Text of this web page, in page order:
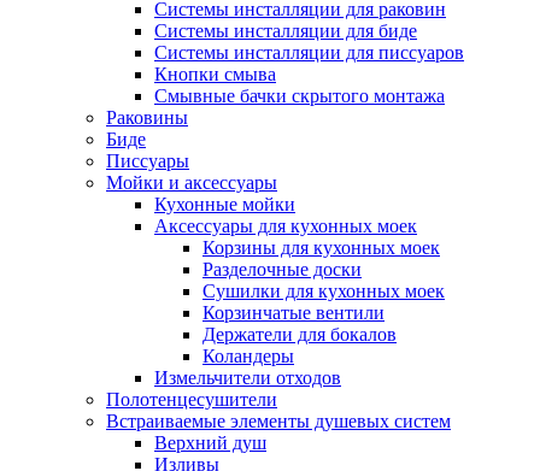
Системы инсталляции для раковин
Системы инсталляции для биде
Системы инсталляции для писсуаров
Кнопки смыва
Смывные бачки скрытого монтажа
Раковины
Биде
Писсуары
Мойки и аксессуары
Кухонные мойки
Аксессуары для кухонных моек
Корзины для кухонных моек
Разделочные доски
Сушилки для кухонных моек
Корзинчатые вентили
Держатели для бокалов
Коландеры
Измельчители отходов
Полотенцесушители
Встраиваемые элементы душевых систем
Верхний душ
Изливы